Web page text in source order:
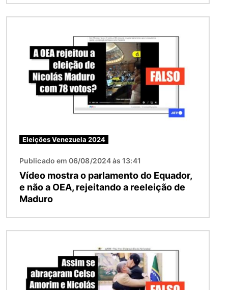
Eleições Venezuela 2024
Publicado em 06/08/2024 às 13:41
Vídeo mostra o parlamento do Equador,
e não a OEA, rejeitando a reeleição de
Maduro